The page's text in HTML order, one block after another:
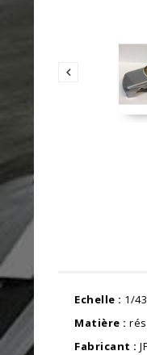

Echelle : 1/43
Matière :
Fabricant :